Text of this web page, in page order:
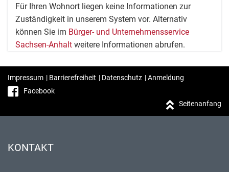
Für Ihren Wohnort liegen keine Informationen zur
Zuständigkeit in unserem System vor. Alternativ
können Sie im Bürger- und Unternehmensservice
Sachsen-Anhalt weitere Informationen abrufen.
Impressum | Barrierefreiheit | Datenschutz |Anmeldung
Facebook
Seitenanfang
KONTAKT